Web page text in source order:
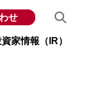
家情報（IR）
せ